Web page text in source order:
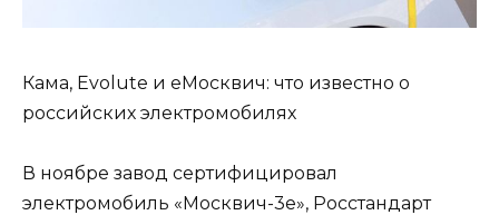
Кама, Evolute и eМосквич: что известно о
российских электромобилях
В ноябре завод сертифицировал
электромобиль «Москвич-3е», Росстандарт